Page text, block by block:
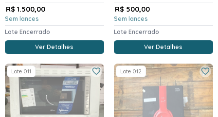
R$ 1.500,00
Sem lances
Lote Encerrado
Ver Detalhes
R$ 500,00
Sem lances
Lote Encerrado
Ver Detalhes
Lote 011 Lote 012